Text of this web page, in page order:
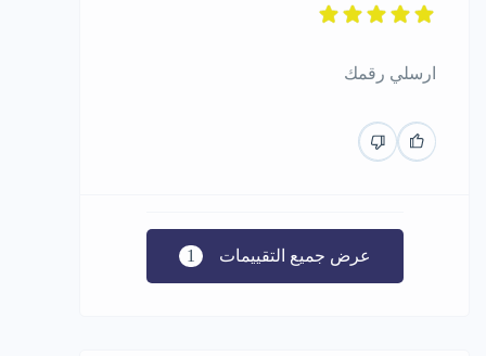
ارسلي رقمك
عرض جميع التقييمات 1